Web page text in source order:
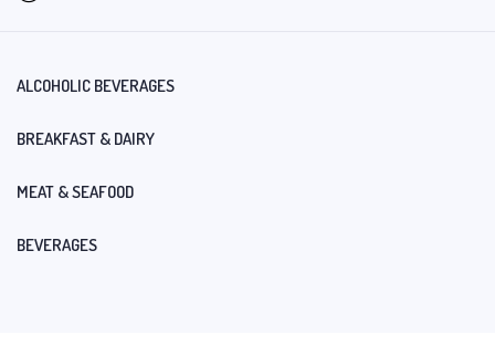
ALCOHOLIC BEVERAGES
BREAKFAST & DAIRY
MEAT & SEAFOOD
BEVERAGES